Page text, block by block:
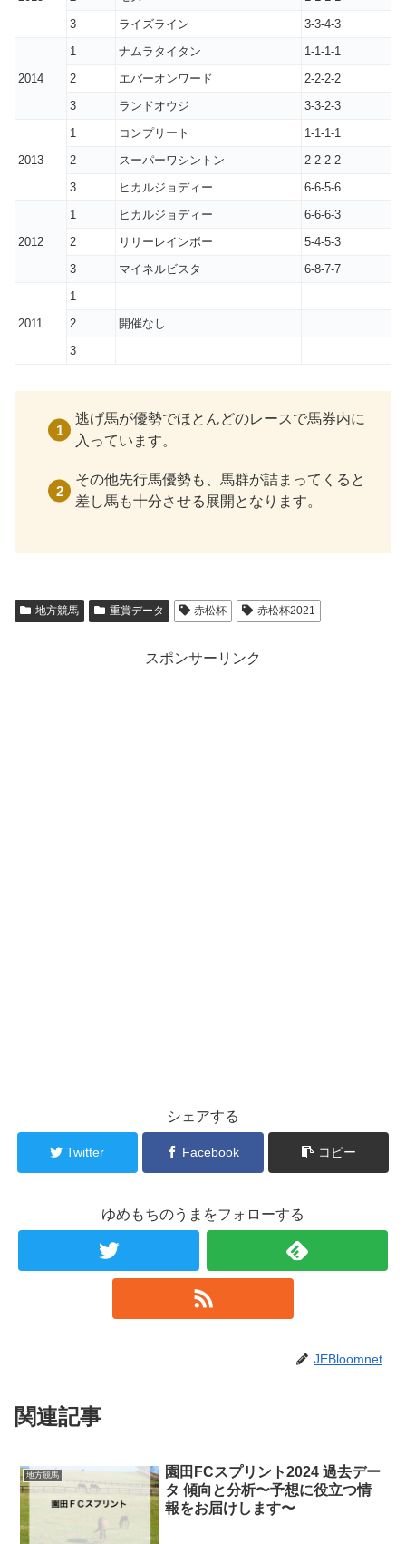
3
ライズライン 3-3-4-3
2014
1 ナムラタイタン
1-1-1-1
2
エバーオンワード
2-2-2-2
3
ランドオウジ 3-3-2-3
2013
1 コンプリート
1-1-1-1
2
スーパーワシントン
2-2-2-2
3
ヒカルジョディー 6-6-5-6
2012
1 ヒカルジョディー
6-6-6-3
2
リリーレインボー
5-4-5-3
3
マイネルビスタ 6-8-7-7
2011
1
2
開催なし
3
逃げ馬が優勢でほとんどのレースで馬券内に
入っています。
その他先行馬優勢も、馬群が詰まってくると
差し馬も十分させる展開となります。
地方競馬 重賞データ 赤松杯 赤松杯2021
スポンサーリンク
シェアする
Twitter Facebook コピー
ゆめもちのうまをフォローする
JEBloomnet
関連記事
地方競馬
園田FCスプリント2024 過去デー
タ 傾向と分析〜予想に役立つ情
報をお届けします〜